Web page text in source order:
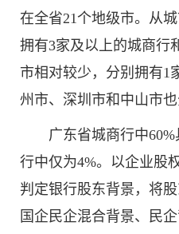
在全省21个地级市。从
拥有3家及以上的城商行
市相对较少，分别拥有1
州市、深圳市和中山市也
广东省城商行中
行中仅为4%。以企业股
判定银行股东背景，将
国企民企混合背景、民